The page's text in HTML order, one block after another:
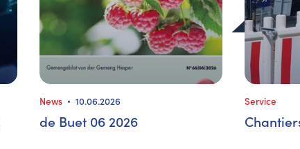
News 10.06.2026
de Buet 06 2026
Service